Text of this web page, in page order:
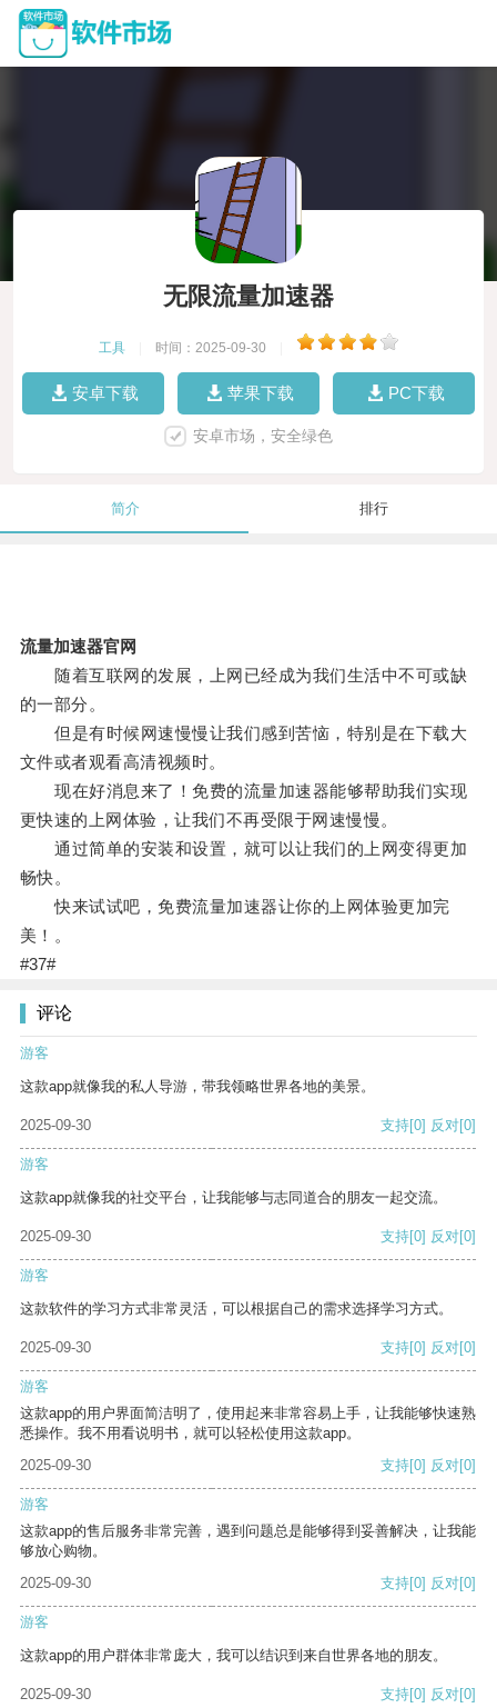
无限流量加速器
工具 时间：2025-09-30
安卓下载 苹果下载 PC下载
安卓市场，安全绿色
简介 排行
流量加速器官网
随着互联网的发展，上网已经成为我们生活中不可或缺
的一部分。
但是有时候网速慢慢让我们感到苦恼，特别是在下载大
文件或者观看高清视频时。
现在好消息来了！免费的流量加速器能够帮助我们实现
更快速的上网体验，让我们不再受限于网速慢慢。
通过简单的安装和设置，就可以让我们的上网变得更加
畅快。
快来试试吧，免费流量加速器让你的上网体验更加完
美！。
#37#
评论
游客
这款app就像我的私人导游，带我领略世界各地的美景。
2025-09-30 支持[0] 反对[0]
游客
这款app就像我的社交平台，让我能够与志同道合的朋友一起交流。
2025-09-30 支持[0] 反对[0]
游客
这款软件的学习方式非常灵活，可以根据自己的需求选择学习方式。
2025-09-30 支持[0] 反对[0]
游客
这款app的用户界面简洁明了，使用起来非常容易上手，让我能够快速熟
悉操作。我不用看说明书，就可以轻松使用这款app。
2025-09-30
支持[0] 反对[0]
游客
这款app的售后服务非常完善，遇到问题总是能够得到妥善解决，让我能
够放心购物。
2025-09-30
支持[0] 反对[0]
游客
这款app的用户群体非常庞大，我可以结识到来自世界各地的朋友。
2025-09-30 支持[0] 反对[0]